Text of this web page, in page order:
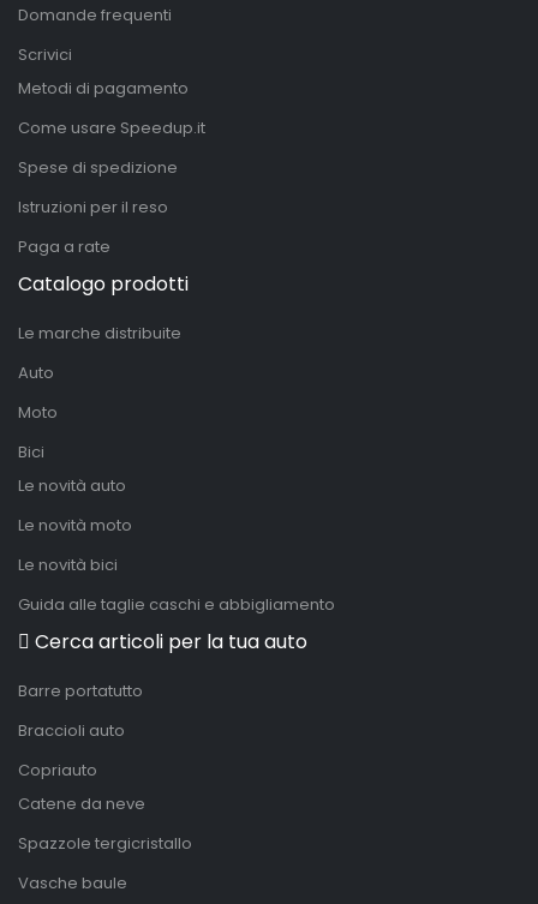
Domande frequenti
Scrivici
Metodi di pagamento
Come usare Speedup.it
Spese di spedizione
Istruzioni per il reso
Paga a rate
Catalogo prodotti
Le marche distribuite
Auto
Moto
Bici
Le novità auto
Le novità moto
Le novità bici
Guida alle taglie caschi e abbigliamento
Cerca articoli per la tua auto
Barre portatutto
Braccioli auto
Copriauto
Catene da neve
Spazzole tergicristallo
Vasche baule